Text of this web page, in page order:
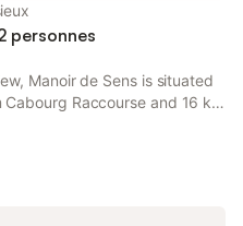
personnes
Manoir de Sens is situated
Raccourse and 16 km
offers access to a balcony,